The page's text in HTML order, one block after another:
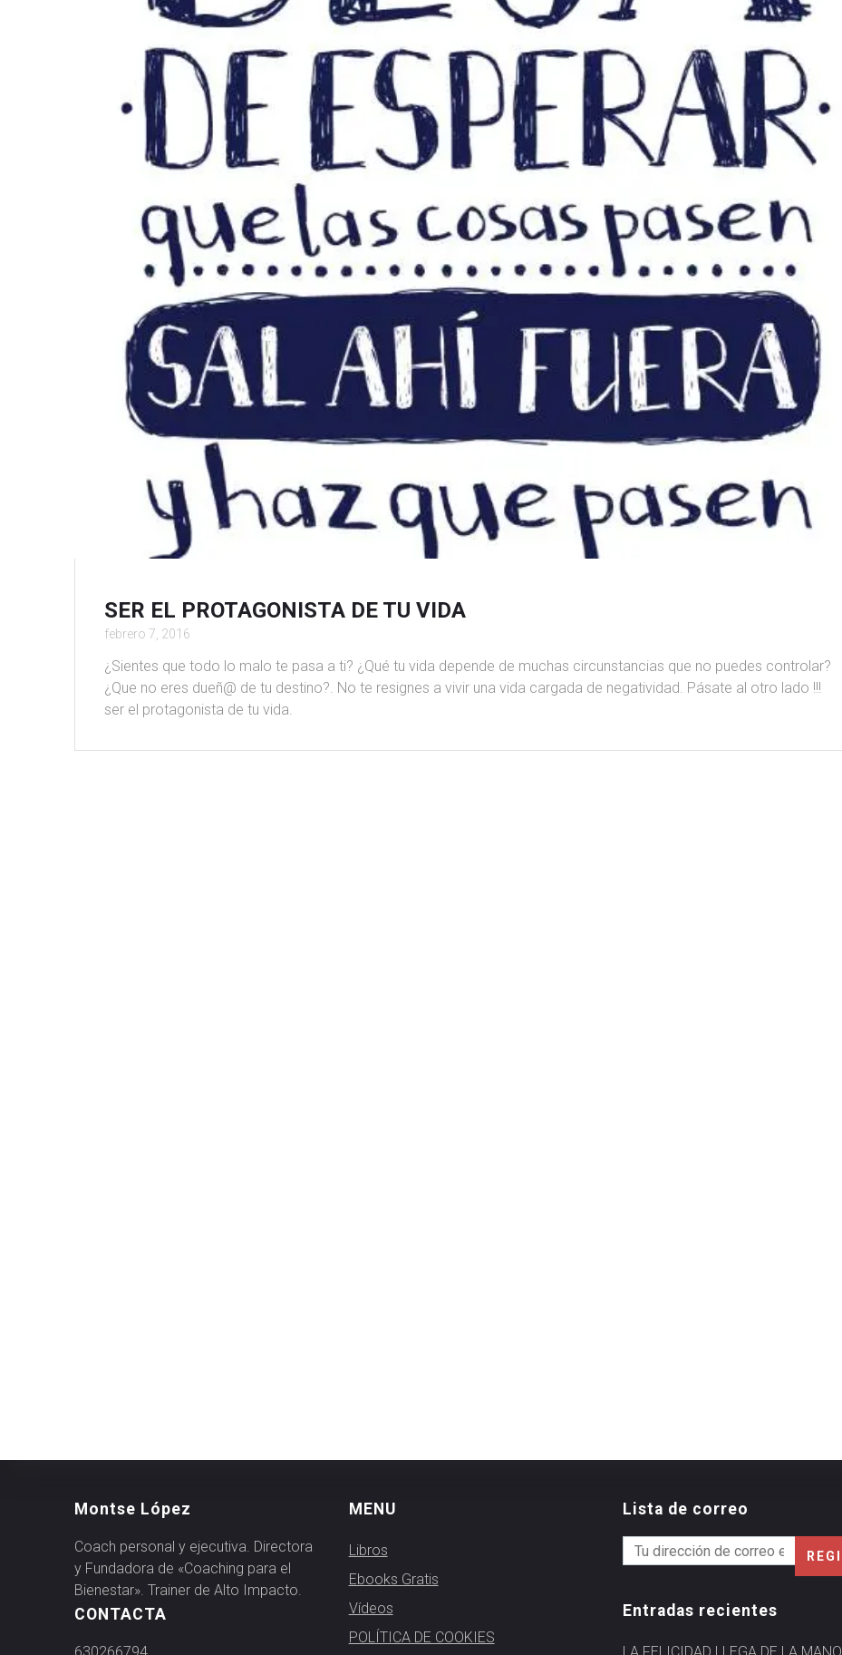
SER EL PROTAGONISTA DE TU VIDA
febrero 7, 2016
¿Sientes que todo lo malo te pasa a ti? ¿Qué tu vida depende de muchas circunstancias que no puedes controlar?
¿Que no eres dueñ@ de tu destino?. No te resignes a vivir una vida cargada de negatividad. Pásate al otro lado !!!
ser el protagonista de tu vida.
Montse López
Coach personal y ejecutiva. Directora
y Fundadora de «Coaching para el
Bienestar». Trainer de Alto Impacto.
CONTACTA
MENU
Libros
Ebooks Gratis
Vídeos
POLÍTICA DE COOKIES
Lista de correo
Entradas recientes